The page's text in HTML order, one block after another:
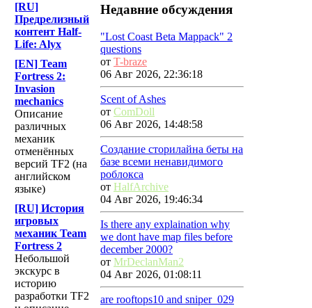
[RU]
Предрелизный
контент Half-
Life: Alyx
[EN] Team
Fortress 2:
Invasion
mechanics
Описание
различных
механик
отменённых
версий TF2 (на
английском
языке)
[RU] История
игровых
механик Team
Fortress 2
Небольшой
экскурс в
историю
разработки TF2
Недавние обсуждения
"Lost Coast Beta Mappack" 2
questions
от T-braze
06 Авг 2026, 22:36:18
Scent of Ashes
от ComDoll
06 Авг 2026, 14:48:58
Создание сторилайна беты на
базе всеми ненавидимого
роблокса
от HalfArchive
04 Авг 2026, 19:46:34
Is there any explaination why
we dont have map files before
december 2000?
от MrDeclanMan2
04 Авг 2026, 01:08:11
are rooftops10 and sniper_029